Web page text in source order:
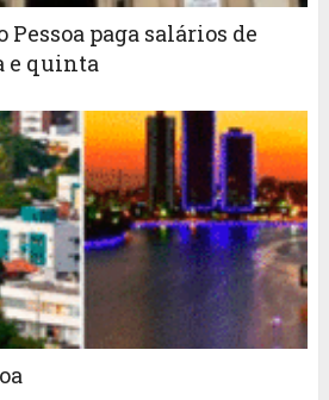
paga salários de
e quinta